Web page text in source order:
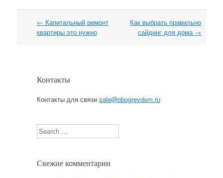
Навигация
← Капитальный ремонт
квартиры это нужно
Как выбрать правильно
сайдинг для дома →
Контакты
Контакты для связи sale@obogrevdom.ru
Search
Свежие комментарии